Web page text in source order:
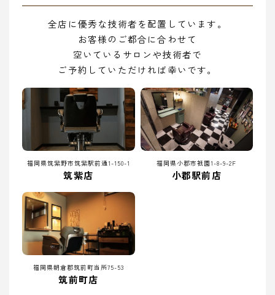
全店に優秀な技術者を配置しています。
お客様のご都合に合わせて
空いているサロンや技術者で
ご予約していただければ幸いです。
福岡県筑紫野市筑紫駅前通1-150-1
筑紫店
福岡県小郡市祇園1-8-9-2F
小郡駅前店
福岡県朝倉郡筑前町当所75-53
筑前町店